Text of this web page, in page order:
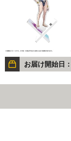
お届け開始日：